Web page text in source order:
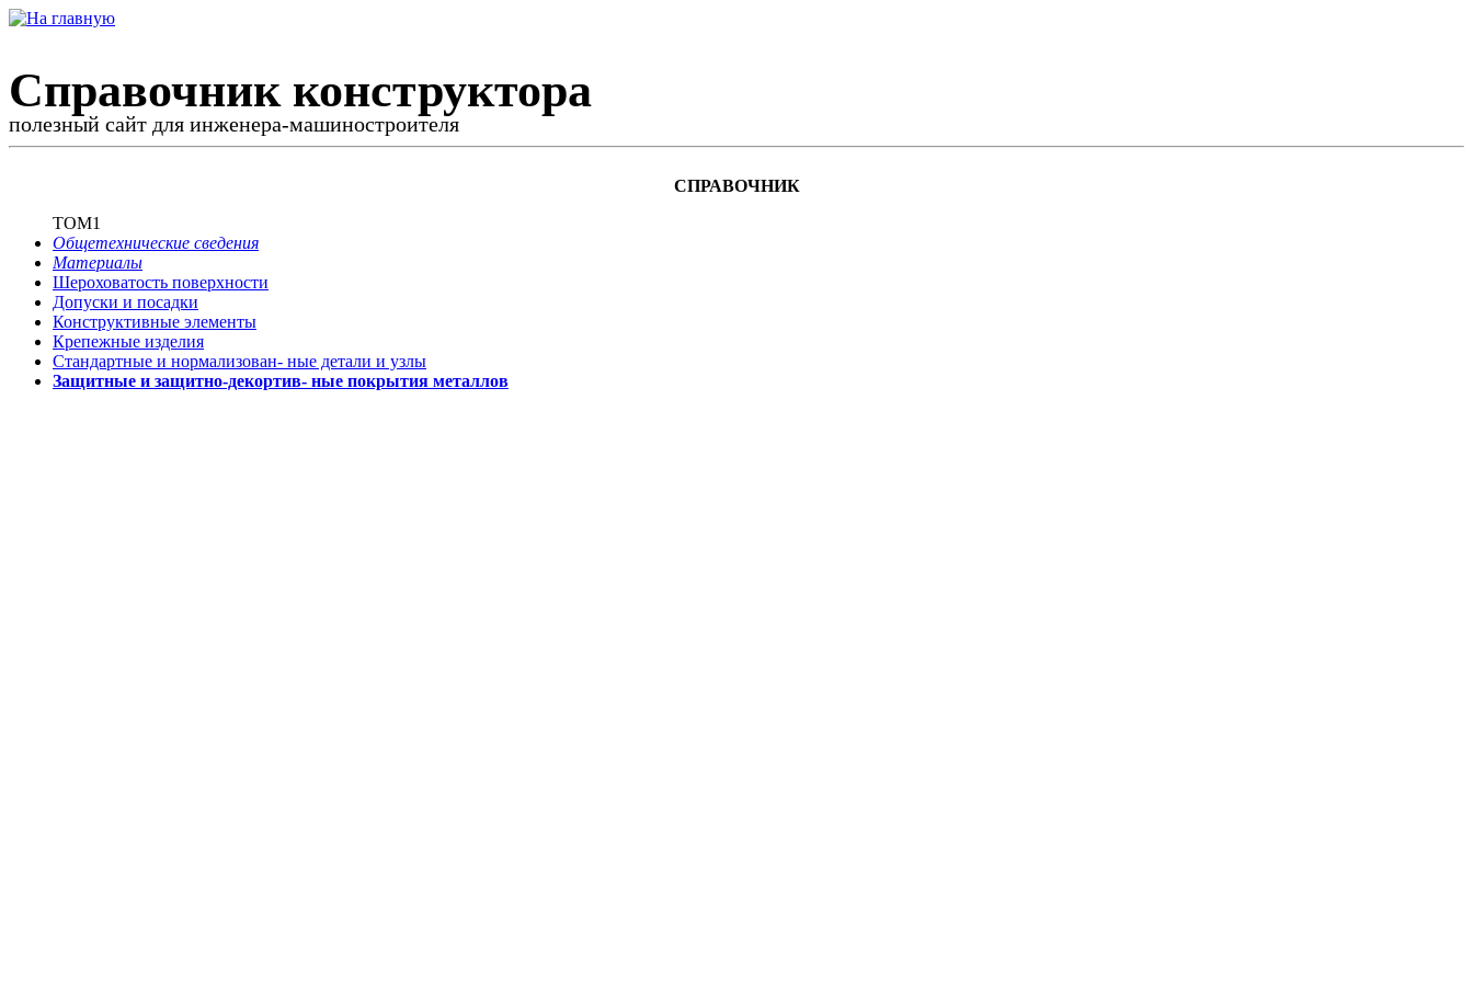
Справочник конструктора
полезный сайт для инженера-машиностроителя
СПРАВОЧНИК
ТОМ1
Общетехнические сведения
Материалы
Шероховатость поверхности
Допуски и посадки
Конструктивные элементы
Крепежные изделия
Стандартные и нормализован- ные детали и узлы
Защитные и защитно-декортив- ные покрытия металлов